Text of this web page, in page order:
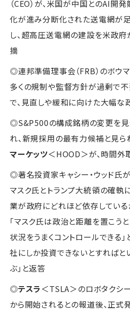
（CEO）が、米国が中国とのAI開
化が進み分断化された送電網が
し、超高圧送電網の建設を米政
摘
◎連邦準備理事会（FRB）のボウ
多くの規制や監督方針が過剰で
で、見直しや緩和に向けた大幅
◎S&P500の構成銘柄の変更を見
れ、新規採用の最有力候補と見ら
マーケッツ＜HOOD＞が、時間
◎著名投資家キャシー・ウッド氏が
マスク氏とトランプ大統領の確執
業が政府にどれほど依存している
「マスク氏は政治と距離を置こうと
状況をうまくコントロールできる」
社にしか投資できないとすればと
ぶ」と返答
◎テスラ ＜TSLA＞のロボタクシ
から開始されるとの報道後、正式